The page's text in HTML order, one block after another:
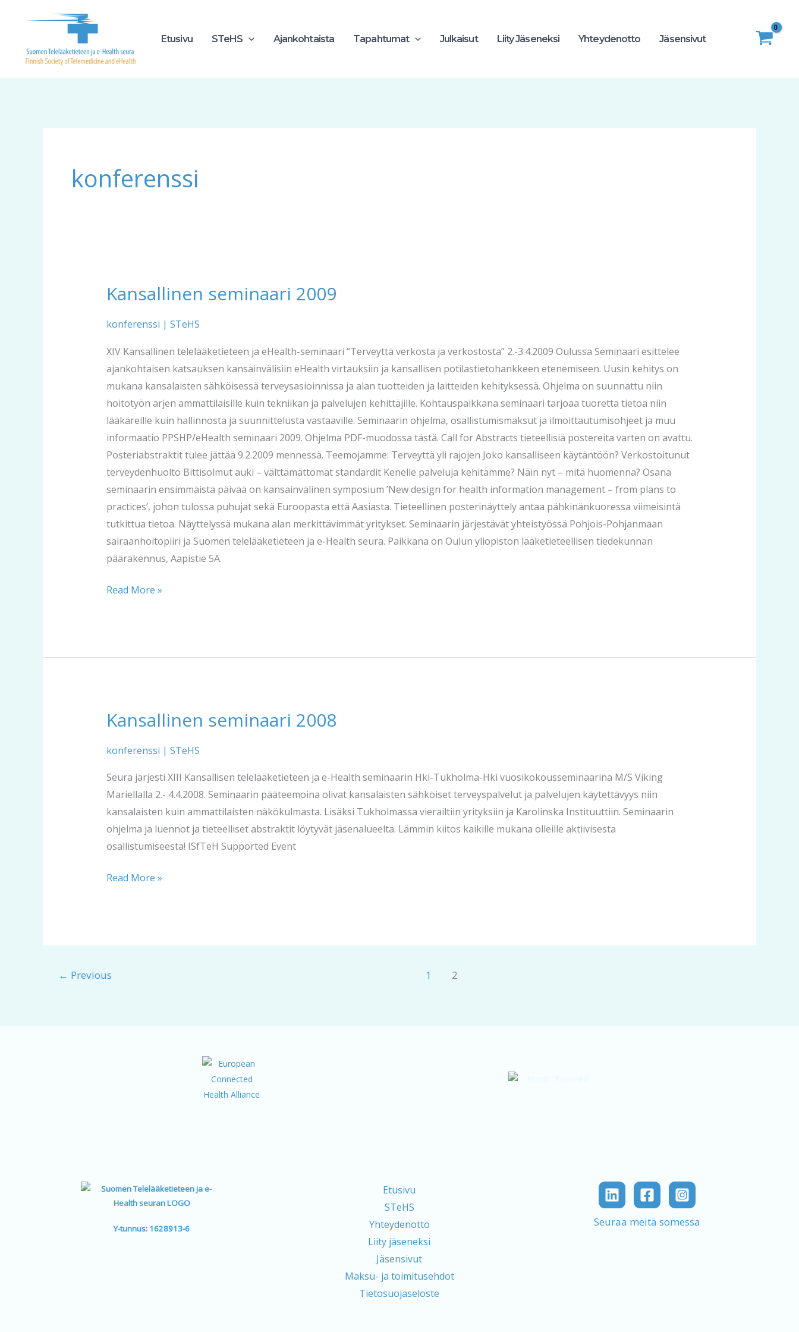
sisältöön
Etusivu STeHS Ajankohtaista Tapahtumat Julkaisut Liity Jäseneksi Yhteydenotto Jäsensivut
konferenssi
Kansallinen seminaari 2009
konferenssi | STeHS
XIV Kansallinen telelääketieteen ja eHealth-seminaari “Terveyttä verkosta ja verkostosta” 2.-3.4.2009 Oulussa Seminaari esittelee
ajankohtaisen katsauksen kansainvälisiin eHealth virtauksiin ja kansallisen potilastietohankkeen etenemiseen. Uusin kehitys on
mukana kansalaisten sähköisessä terveysasioinnissa ja alan tuotteiden ja laitteiden kehityksessä. Ohjelma on suunnattu niin
hoitotyön arjen ammattilaisille kuin tekniikan ja palvelujen kehittäjille. Kohtauspaikkana seminaari tarjoaa tuoretta tietoa niin
lääkäreille kuin hallinnosta ja suunnittelusta vastaaville. Seminaarin ohjelma, osallistumismaksut ja ilmoittautumisohjeet ja muu
informaatio PPSHP/eHealth seminaari 2009. Ohjelma PDF-muodossa tästä. Call for Abstracts tieteellisiä postereita varten on avattu.
Posteriabstraktit tulee jättää 9.2.2009 mennessä. Teemojamme: Terveyttä yli rajojen Joko kansalliseen käytäntöön? Verkostoitunut
terveydenhuolto Bittisolmut auki – välttämättömät standardit Kenelle palveluja kehitämme? Näin nyt – mitä huomenna? Osana
seminaarin ensimmäistä päivää on kansainvälinen symposium ’New design for health information management – from plans to
practices’, johon tulossa puhujat sekä Euroopasta että Aasiasta. Tieteellinen posterinäyttely antaa pähkinänkuoressa viimeisintä
tutkittua tietoa. Näyttelyssä mukana alan merkittävimmät yritykset. Seminaarin järjestävät yhteistyössä Pohjois-Pohjanmaan
sairaanhoitopiiri ja Suomen telelääketieteen ja e-Health seura. Paikkana on Oulun yliopiston lääketieteellisen tiedekunnan
päärakennus, Aapistie 5A.
Kansallinen
2009
Read More »
Kansallinen seminaari 2008
konferenssi | STeHS
Seura järjesti XIII Kansallisen telelääketieteen ja e-Health seminaarin Hki-Tukholma-Hki vuosikokousseminaarina M/S Viking
Mariellalla 2.- 4.4.2008. Seminaarin pääteemoina olivat kansalaisten sähköiset terveyspalvelut ja palvelujen käytettävyys niin
kansalaisten kuin ammattilaisten näkökulmasta. Lisäksi Tukholmassa vierailtiin yrityksiin ja Karolinska Instituuttiin. Seminaarin
ohjelma ja luennot ja tieteelliset abstraktit löytyvät jäsenalueelta. Lämmin kiitos kaikille mukana olleille aktiivisesta
osallistumiseesta! ISfTeH Supported Event
Kansallinen
2008
Read More »
← Previous 1 2
Y-tunnus: 1628913-6
Etusivu
STeHS
Yhteydenotto
Liity jäseneksi
Jäsensivut
Maksu- ja toimitusehdot
Tietosuojaseloste
Seuraa meitä somessa